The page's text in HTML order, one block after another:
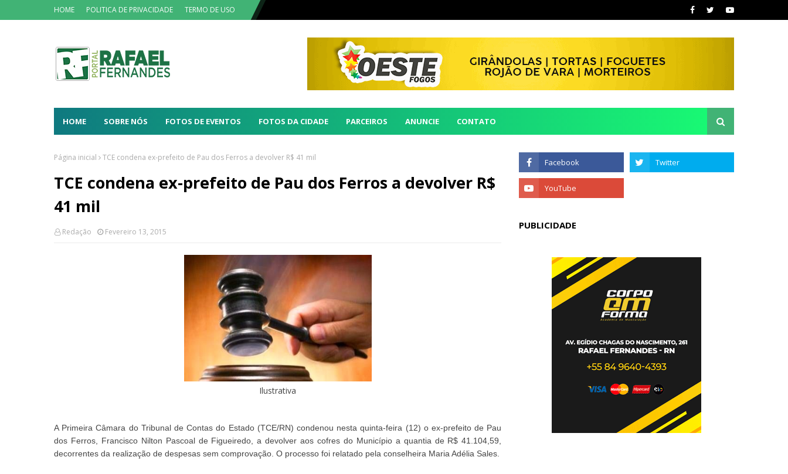
HOME POLITICA DE PRIVACIDADE TERMO DE USO
HOME SOBRE NÓS FOTOS DE EVENTOS FOTOS DA CIDADE PARCEIROS ANUNCIE CONTATO
Página inicial TCE condena ex-prefeito de Pau dos Ferros a devolver R$ 41 mil
TCE condena ex-prefeito de Pau dos Ferros a devolver R$
41 mil
Redação Fevereiro 13, 2015
Ilustrativa
A Primeira Câmara do Tribunal de Contas do Estado (TCE/RN) condenou nesta quinta-feira (12) o ex-prefeito de Pau
dos Ferros, Francisco Nilton Pascoal de Figueiredo, a devolver aos cofres do Município a quantia de R$ 41.104,59,
decorrentes da realização de despesas sem comprovação. O processo foi relatado pela conselheira Maria Adélia Sales.
PUBLICIDADE